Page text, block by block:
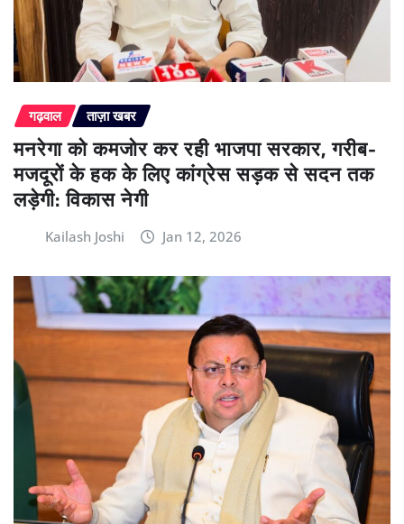
गढ़वाल ताज़ा खबर
मनरेगा को कमजोर कर रही भाजपा सरकार, गरीब-
मजदूरों के हक के लिए कांग्रेस सड़क से सदन तक
लड़ेगी: विकास नेगी
Kailash Joshi Jan 12, 2026